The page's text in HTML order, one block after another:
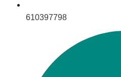
610397798